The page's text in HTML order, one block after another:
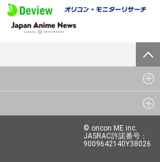
© oricon ME inc.
JASRAC許諾番号：
9009642140Y38026